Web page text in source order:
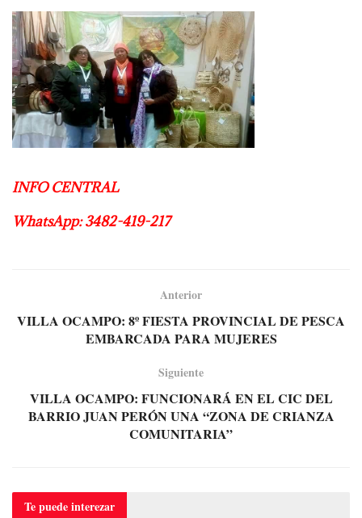
INFO CENTRAL
WhatsApp: 3482-419-217
Anterior
VILLA OCAMPO: 8º FIESTA PROVINCIAL DE PESCA
EMBARCADA PARA MUJERES
Siguiente
VILLA OCAMPO: FUNCIONARÁ EN EL CIC DEL
BARRIO JUAN PERÓN UNA “ZONA DE CRIANZA
COMUNITARIA”
Te puedeinterezar